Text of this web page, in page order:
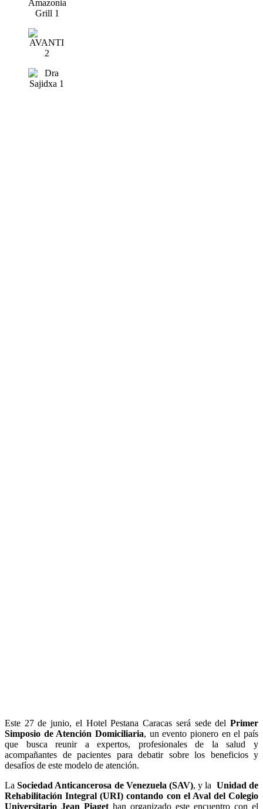
Este 27 de junio, el Hotel Pestana Caracas será sede del Primer
Simposio de Atención Domiciliaria, un evento pionero en el país
que busca reunir a expertos, profesionales de la salud y
acompañantes de pacientes para debatir sobre los beneficios y
desafíos de este modelo de atención.
LaSociedad Anticancerosa de Venezuela (SAV), y la Unidad de
Rehabilitación Integral (URI) contando con el Aval del Colegio
Universitario Jean Piaget han organizado este encuentro con el